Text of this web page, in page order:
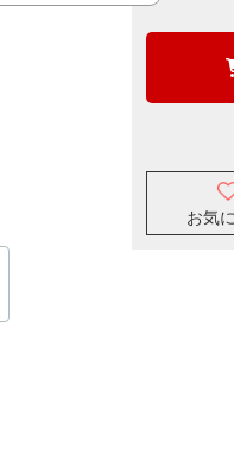
お気